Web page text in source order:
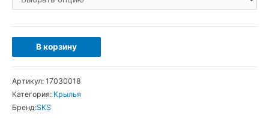
Количество
товара
Grand
M.O.M.
В корзину
Артикул: 17030018
Категория: Крылья
Бренд:SKS